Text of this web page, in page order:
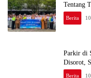
Tentang
Berita
Parkir di
Disorot,
Berita